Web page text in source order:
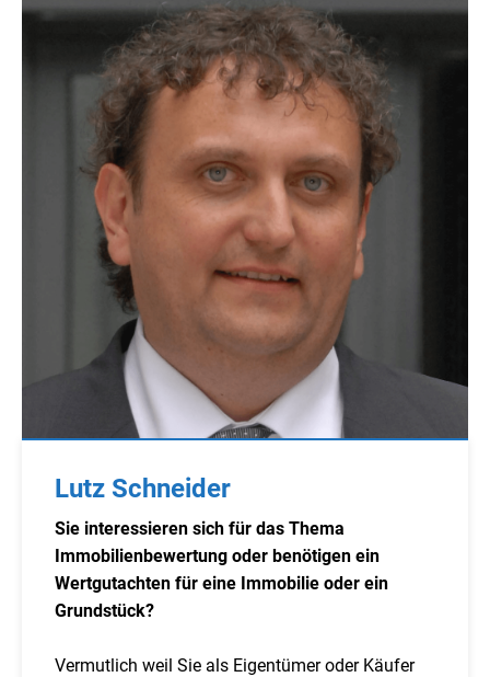
Lutz Schneider
Sie interessieren sich für das Thema
Immobilienbewertung oder benötigen ein
Wertgutachten für eine Immobilie oder ein
Grundstück?
Vermutlich weil Sie als Eigentümer oder Käufer